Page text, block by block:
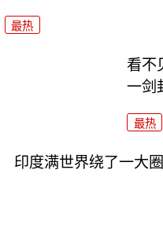
最热
看不
一剑
最热
印度满世界绕了一大